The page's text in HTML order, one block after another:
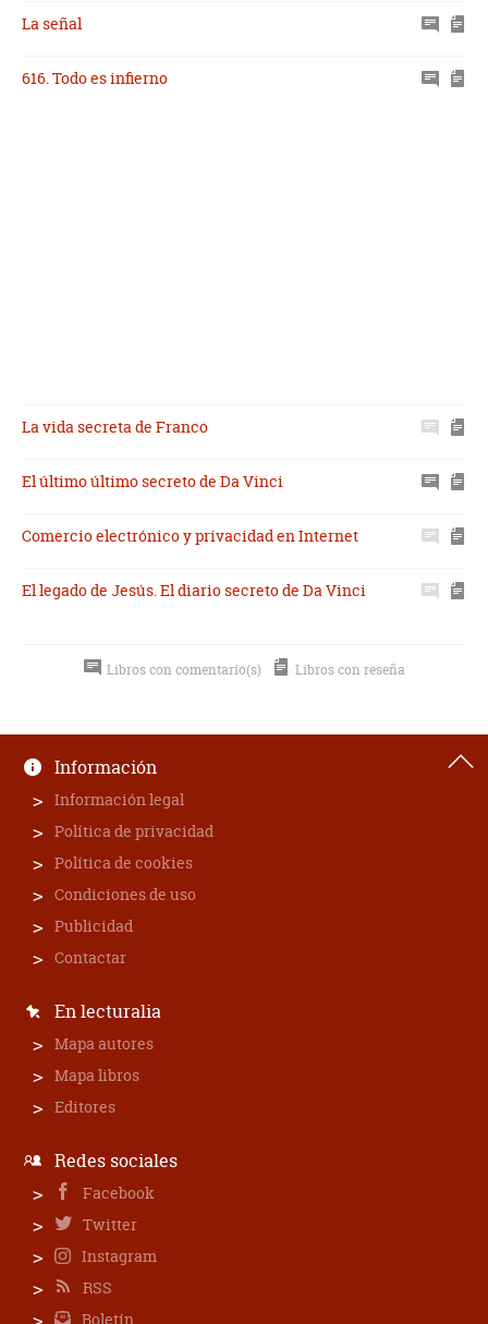
La señal
616. Todo es infierno
La vida secreta de Franco
El último último secreto de Da Vinci
Comercio electrónico y privacidad en Internet
El legado de Jesús. El diario secreto de Da Vinci
Libros con comentario(s) Libros con reseña
Información
Información legal
Política de privacidad
Política de cookies
Condiciones de uso
Publicidad
Contactar
En lecturalia
Mapa autores
Mapa libros
Editores
Redes sociales
Facebook
Twitter
Instagram
RSS
Boletín